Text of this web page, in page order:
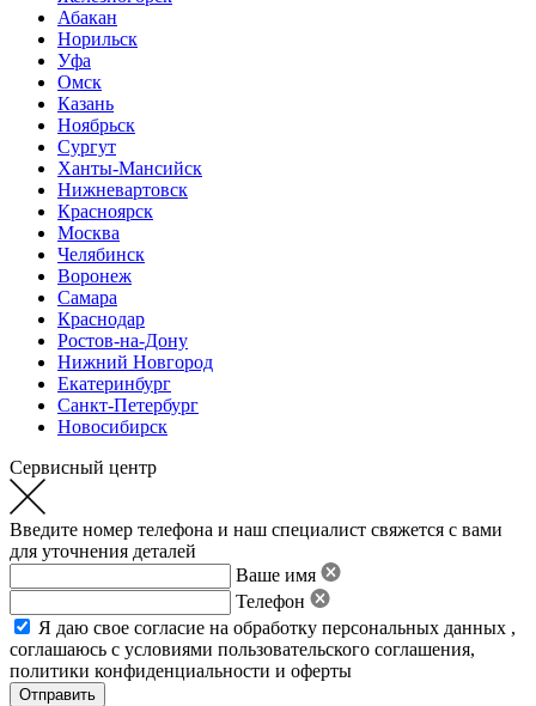
Абакан
Норильск
Уфа
Омск
Казань
Ноябрьск
Сургут
Ханты-Мансийск
Нижневартовск
Красноярск
Москва
Челябинск
Воронеж
Самара
Краснодар
Ростов-на-Дону
Нижний Новгород
Екатеринбург
Санкт-Петербург
Новосибирск
Сервисный центр
Введите номер телефона и наш специалист свяжется с вами
для уточнения деталей
Ваше имя
Телефон
Я даю свое согласие на обработку персональных данных ,
соглашаюсь с условиями пользовательского соглашения,
политики конфиденциальности и оферты